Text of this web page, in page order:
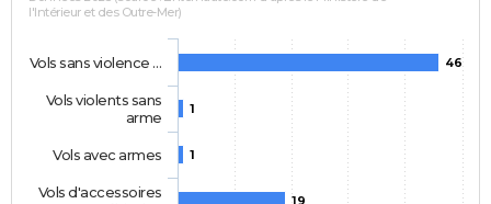
l'Intérieur et des Outre-Mer)
46
1
1
19
Vols sans violence …
Vols violents sans
arme
Vols avec armes
Vols d'accessoires